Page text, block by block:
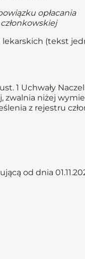
opłacania
(tekst
1 Uchwały
zwalnia niżej
z rejestru
od dnia